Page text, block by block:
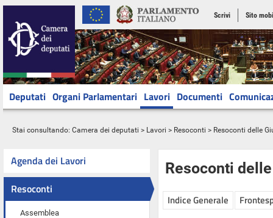
Scrivi Sito
Deputati Organi Parlamentari Lavori Documenti
Stai consultando: Camera dei deputati > Lavori > Resoconti > Resoconti delle
Agenda dei Lavori
Resoconti
Assemblea
Resoconti
Indice Generale